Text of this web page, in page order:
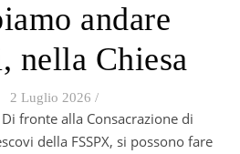
andare
nella Chiesa
2 Luglio 2026 /
della FSSPX, si possono fare